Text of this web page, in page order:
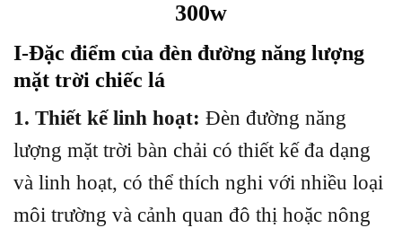
300w
I-Đặc điểm của đèn đường năng lượng
mặt trời chiếc lá
1. Thiết kế linh hoạt: Đèn đường năng
lượng mặt trời bàn chải có thiết kế đa dạng
và linh hoạt, có thể thích nghi với nhiều loại
môi trường và cảnh quan đô thị hoặc nông